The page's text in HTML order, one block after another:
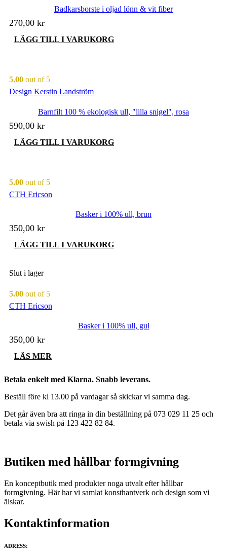
Badkarsborste i oljad lönn & vit fiber
270,00 kr
LÄGG TILL I VARUKORG
5.00 out of 5
Design Kerstin Landström
Barnfilt 100 % ekologisk ull, "lilla snigel", rosa
590,00 kr
LÄGG TILL I VARUKORG
5.00 out of 5
CTH Ericson
Basker i 100% ull, brun
350,00 kr
LÄGG TILL I VARUKORG
Slut i lager
5.00 out of 5
CTH Ericson
Basker i 100% ull, gul
350,00 kr
LÄS MER
Betala enkelt med Klarna. Snabb leverans.
Beställ före kl 13.00 på vardagar så skickar vi samma dag.
Det går även bra att ringa in din beställning på 073 029 11 25 och
betala via swish på 123 422 82 84.
Butiken med hållbar formgivning
En konceptbutik med produkter noga utvalt efter hållbar
formgivning. Här har vi samlat konsthantverk och design som vi
älskar.
Kontaktinformation
ADRESS: